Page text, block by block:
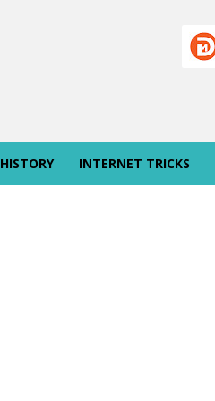
INTERNET TRICKS